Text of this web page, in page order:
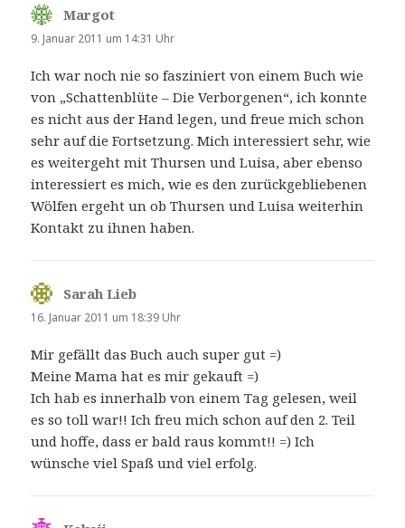
Margot
9. Januar 2011 um 14:31 Uhr
Ich war noch nie so fasziniert von einem Buch wie
von „Schattenblüte – Die Verborgenen“, ich konnte
es nicht aus der Hand legen, und freue mich schon
sehr auf die Fortsetzung. Mich interessiert sehr, wie
es weitergeht mit Thursen und Luisa, aber ebenso
interessiert es mich, wie es den zurückgebliebenen
Wölfen ergeht un ob Thursen und Luisa weiterhin
Kontakt zu ihnen haben.
Sarah Lieb
16. Januar 2011 um 18:39 Uhr
Mir gefällt das Buch auch super gut =)
Meine Mama hat es mir gekauft =)
Ich hab es innerhalb von einem Tag gelesen, weil
es so toll war!! Ich freu mich schon auf den 2. Teil
und hoffe, dass er bald raus kommt!! =) Ich
wünsche viel Spaß und viel erfolg.